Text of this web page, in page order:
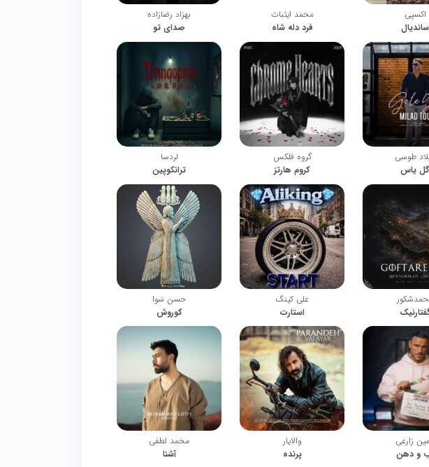
اکسپی
ساندیال
محمد ایثبات
فرد دله شاه
بهزاد رضازاده
صدای تو
طوسی
گل یاس
گروه فلکس
کروم هارتز
لردسا
ترانکوپین
علی کینگ
استارت
حسن سَوا
کوروش
زارعی
و دهن
والایار
پرنده
محمد لطفی
آشنا